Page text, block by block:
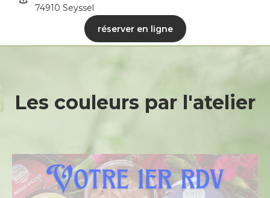
74910 Seyssel
réserver en ligne
Les couleurs par l'atelier